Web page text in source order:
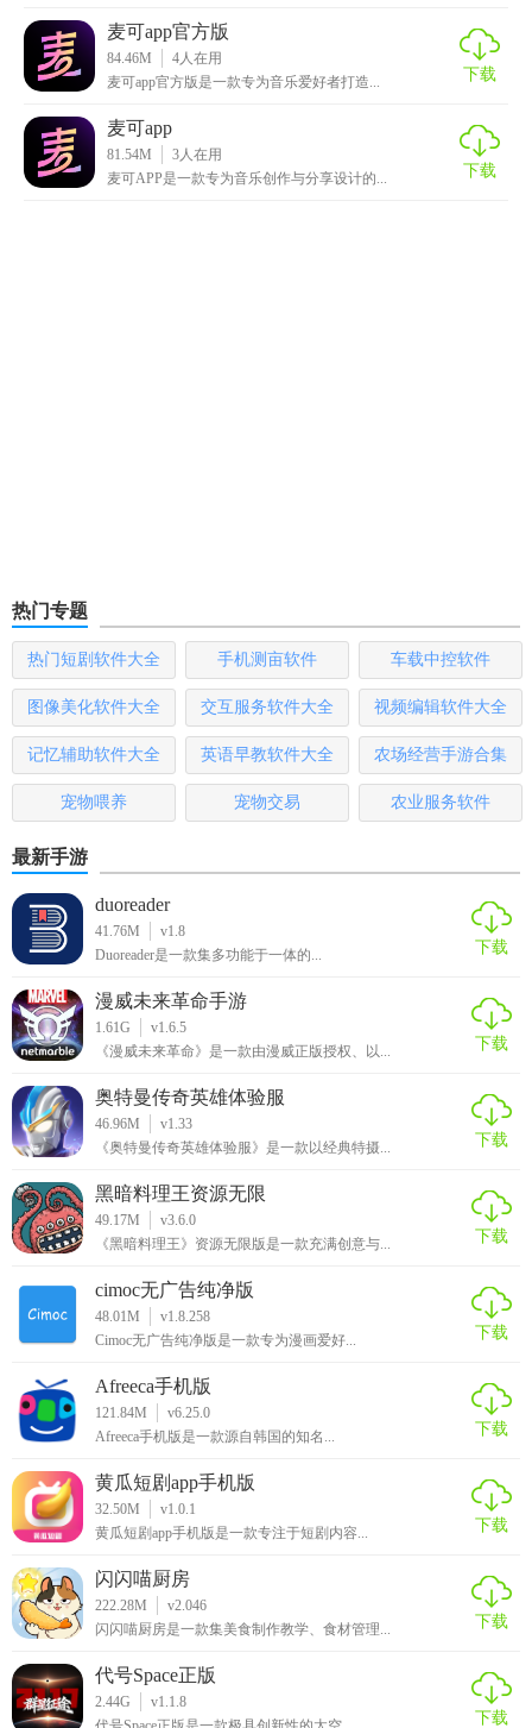
麦可app官方版
84.46M 4人在用
麦可app官方版是一款专为音乐爱好者打造...
下载
麦可app
81.54M 3人在用
麦可APP是一款专为音乐创作与分享设计的...
下载
热门专题
热门短剧软件大全 手机测亩软件 车载中控软件
图像美化软件大全 交互服务软件大全 视频编辑软件大全
记忆辅助软件大全 英语早教软件大全 农场经营手游合集
宠物喂养 宠物交易 农业服务软件
最新手游
duoreader
41.76M
v1.8
Duoreader是一款集多功能于一体的...
下载
漫威未来革命手游
1.61G
v1.6.5
《漫威未来革命》是一款由漫威正版授权、以...
下载
奥特曼传奇英雄体验服
46.96M
v1.33
《奥特曼传奇英雄体验服》是一款以经典特摄...
下载
黑暗料理王资源无限
49.17M
v3.6.0
《黑暗料理王》资源无限版是一款充满创意与...
下载
cimoc无广告纯净版
48.01M
v1.8.258
Cimoc无广告纯净版是一款专为漫画爱好...
下载
Afreeca手机版
121.84M
v6.25.0
Afreeca手机版是一款源自韩国的知名...
下载
黄瓜短剧app手机版
32.50M
v1.0.1
黄瓜短剧app手机版是一款专注于短剧内容...
下载
闪闪喵厨房
222.28M
v2.046
闪闪喵厨房是一款集美食制作教学、食材管理...
下载
代号Space正版
2.44G
v1.1.8
下载